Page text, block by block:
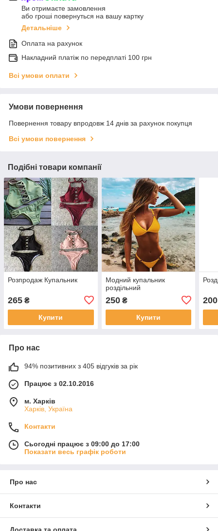
Ви отримаєте замовлення
або гроші повернуться на вашу картку
Детальніше
Оплата на рахунок
Накладний платіж по передплаті 100 грн
Всі умови оплати
Умови повернення
Повернення товару впродовж 14 днів за рахунок покупця
Всі умови повернення
Подібні товари компанії
Розпродаж Купальник
265 ₴
Купити
Модний купальник
роздільний
250₴
Купити
200
Про нас
94% позитивних з 405 відгуків за рік
Працює з 02.10.2016
м. Харків
Харків, Україна
Контакти
Сьогодні працює з 09:00 до 17:00
Показати весь графік роботи
Про нас
Контакти